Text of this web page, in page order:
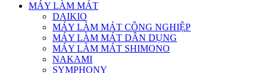
MÁY LÀM MÁT
DAIKIO
MÁY LÀM MÁT CÔNG NGHIỆP
MÁY LÀM MÁT DÂN DỤNG
MÁY LÀM MÁT SHIMONO
NAKAMI
SYMPHONY